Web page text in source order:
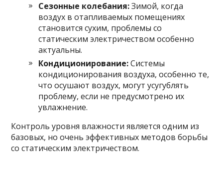
Сезонные колебания:Зимой, когда
воздух в отапливаемых помещениях
становится сухим, проблемы со
статическим электричеством особенно
актуальны.
Кондиционирование:Системы
кондиционирования воздуха, особенно те,
что осушают воздух, могут усугублять
проблему, если не предусмотрено их
увлажнение.
Контроль уровня влажности является одним из
базовых, но очень эффективных методов борьбы
со статическим электричеством.